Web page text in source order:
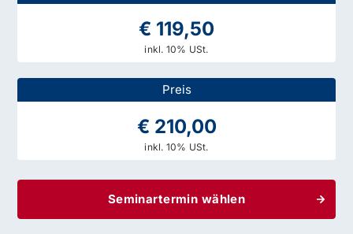
€ 119,50
inkl. 10% USt.
Preis
€ 210,00
inkl. 10% USt.
Seminartermin wählen